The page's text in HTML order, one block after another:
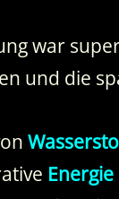
war
und die
Energie